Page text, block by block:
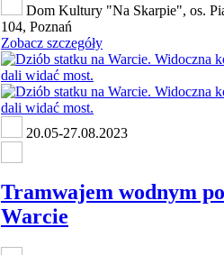
Dom Kultury "Na Skarpie", os.
104, Poznań
Zobacz szczegóły
20.05-27.08.2023
Tramwajem wodnym po
Warcie